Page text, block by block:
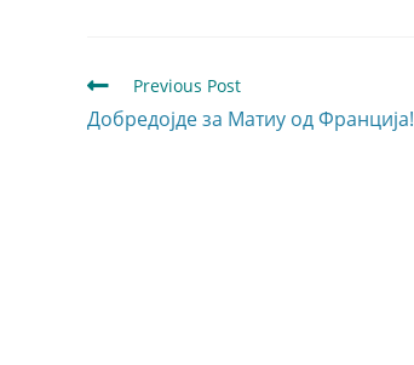
Previous Post
Добредојде за Матиу од Франција!